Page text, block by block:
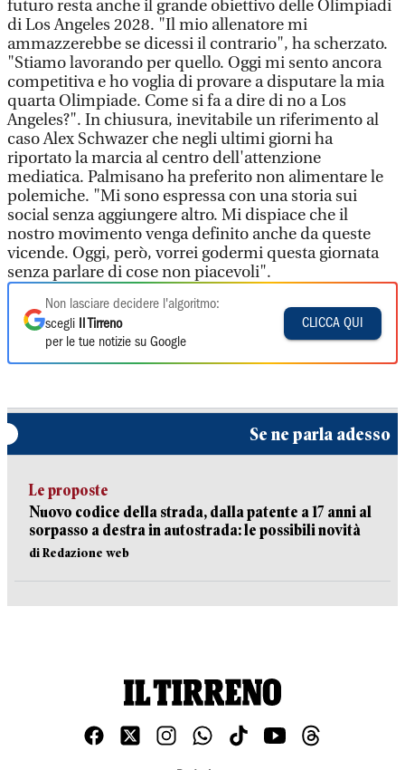
futuro resta anche il grande obiettivo delle Olimpiadi
di Los Angeles 2028. "Il mio allenatore mi
ammazzerebbe se dicessi il contrario", ha scherzato.
"Stiamo lavorando per quello. Oggi mi sento ancora
competitiva e ho voglia di provare a disputare la mia
quarta Olimpiade. Come si fa a dire di no a Los
Angeles?". In chiusura, inevitabile un riferimento al
caso Alex Schwazer che negli ultimi giorni ha
riportato la marcia al centro dell'attenzione
mediatica. Palmisano ha preferito non alimentare le
polemiche. "Mi sono espressa con una storia sui
social senza aggiungere altro. Mi dispiace che il
nostro movimento venga definito anche da queste
vicende. Oggi, però, vorrei godermi questa giornata
senza parlare di cose non piacevoli".
Non lasciare decidere l'algoritmo:
scegli
Il Tirreno
per le tue notizie su Google
CLICCA QUI
Se ne parla adesso
Le proposte
Nuovo codice della strada, dalla patente a 17 anni al
sorpasso a destra in autostrada: le possibili novità
di Redazione web